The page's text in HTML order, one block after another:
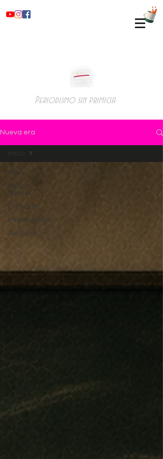
Periodismo sin primicia
Nueva era
Inicio
Salud
Mental
Crónicas
Investigación
Territorio